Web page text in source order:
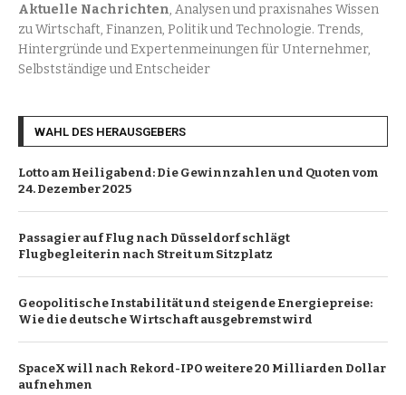
Aktuelle Nachrichten, Analysen und praxisnahes Wissen
zu Wirtschaft, Finanzen, Politik und Technologie. Trends,
Hintergründe und Expertenmeinungen für Unternehmer,
Selbstständige und Entscheider
WAHL DES HERAUSGEBERS
Lotto am Heiligabend: Die Gewinnzahlen und Quoten vom
24. Dezember 2025
Passagier auf Flug nach Düsseldorf schlägt
Flugbegleiterin nach Streit um Sitzplatz
Geopolitische Instabilität und steigende Energiepreise:
Wie die deutsche Wirtschaft ausgebremst wird
SpaceX will nach Rekord-IPO weitere 20 Milliarden Dollar
aufnehmen